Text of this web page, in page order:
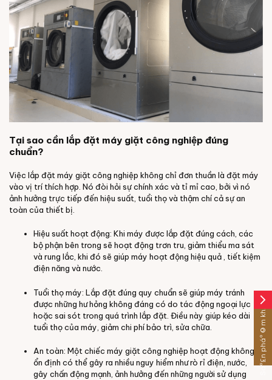
Tại sao cần lắp đặt máy giặt công nghiệp đúng
chuẩn?
Việc lắp đặt máy giặt công nghiệp không chỉ đơn thuần là đặt máy
vào vị trí thích hợp. Nó đòi hỏi sự chính xác và tỉ mỉ cao, bởi vì nó
ảnh hưởng trực tiếp đến hiệu suất, tuổi thọ và thậm chí cả sự an
toàn của thiết bị.
Hiệu suất hoạt động: Khi máy được lắp đặt đúng cách, các
bộ phận bên trong sẽ hoạt động trơn tru, giảm thiểu ma sát
và rung lắc, khi đó sẽ giúp máy hoạt động hiệu quả , tiết kiệm
điện năng và nước.
Tuổi thọ máy: Lắp đặt đúng quy chuẩn sẽ giúp máy tránh
được những hư hỏng không đáng có do tác động ngoại lực
hoặc sai sót trong quá trình lắp đặt. Điều này giúp kéo dài
tuổi thọ của máy, giảm chi phí bảo trì, sửa chữa.
An toàn: Một chiếc máy giặt công nghiệp hoạt động không
ổn định có thể gây ra nhiều nguy hiểm như rò rỉ điện, nước,
gây chấn động mạnh, ảnh hưởng đến những người sử dụng
arrow_forward_ios
Sáº£n pháº©m khÃ¡c